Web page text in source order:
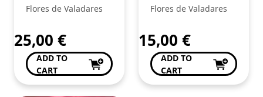
Flores de Valadares
25,00 €
ADD TO
CART
Flores de Valadares
15,00 €
ADD TO
CART